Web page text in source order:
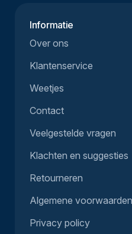
Informatie
Over ons
Klantenservice
Weetjes
Contact
Veelgestelde vragen
Klachten en suggesties
Retourneren
Algemene voorwaarden
Privacy policy